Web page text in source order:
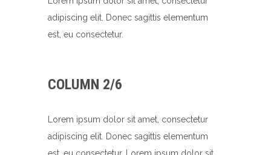
adipiscing elit. Donec sagittis elementum
est, eu consectetur.
COLUMN 2/6
Lorem ipsum dolor sit amet, consectetur
adipiscing elit. Donec sagittis elementum